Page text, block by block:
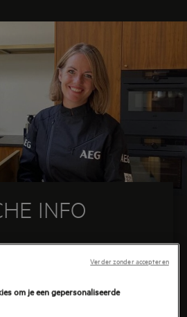
INFO
om je een gepersonaliseerde
Verder zonder accepteren